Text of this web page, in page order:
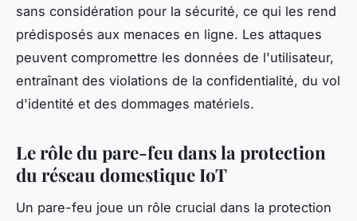
sans considération pour la sécurité, ce qui les rend
prédisposés aux menaces en ligne. Les attaques
peuvent compromettre les données de l'utilisateur,
entraînant des violations de la confidentialité, du vol
d'identité et des dommages matériels.
Le rôle du pare-feu dans la protection
du réseau domestique IoT
Un pare-feu joue un rôle crucial dans la protection